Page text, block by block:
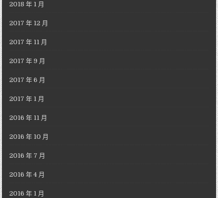
2018 年 1 月
2017 年 12 月
2017 年 11 月
2017 年 9 月
2017 年 6 月
2017 年 1 月
2016 年 11 月
2016 年 10 月
2016 年 7 月
2016 年 4 月
2016 年 1 月